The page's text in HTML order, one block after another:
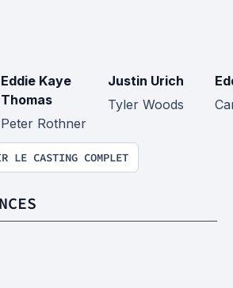
Eddie Kaye
Thomas
Peter Rothner
Justin Urich
Tyler Woods
LE CASTING COMPLET